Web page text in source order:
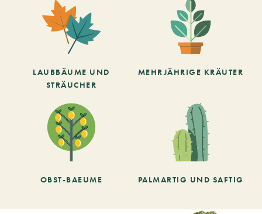
LAUBBÄUME UND
STRÄUCHER
MEHRJÄHRIGE KRÄUTER
OBST-BAEUME PALMARTIG UND SAFTIG